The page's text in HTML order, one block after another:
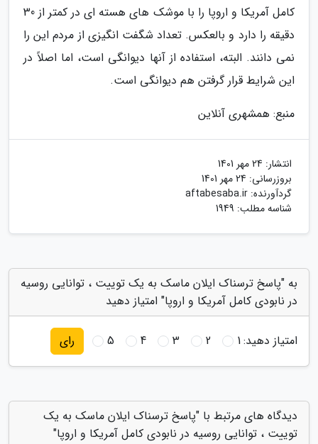
کامل آمریکا و اروپا را با موشک های هسته ای در کمتر از 30
دقیقه را دارد و بالعکس. تعداد شگفت انگیزی از مردم این را
نمی دانند. البته، استفاده از آنها دیوانگی است، اما اصلاً در
این شرایط قرار گرفتن هم دیوانگی است.
منبع: همشهری آنلاین
انتشار: 24 مهر 1401
بروزرسانی: 24 مهر 1401
گردآورنده: aftabesaba.ir
شناسه مطلب: 1949
به "پاسخ ترسناک ایلان ماسک به یک توییت ، توانایی روسیه
در نابودی کامل آمریکا و اروپا" امتیاز دهید
امتیاز دهید:1
2
3
4
5 رای
دیدگاه های مرتبط با "پاسخ ترسناک ایلان ماسک به یک
توییت ، توانایی روسیه در نابودی کامل آمریکا و اروپا"